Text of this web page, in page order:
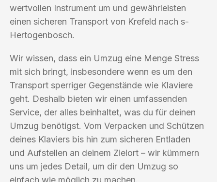
wertvollen Instrument um und gewährleisten
einen sicheren Transport von Krefeld nach s-
Hertogenbosch.
Wir wissen, dass ein Umzug eine Menge Stress
mit sich bringt, insbesondere wenn es um den
Transport sperriger Gegenstände wie Klaviere
geht. Deshalb bieten wir einen umfassenden
Service, der alles beinhaltet, was du für deinen
Umzug benötigst. Vom Verpacken und Schützen
deines Klaviers bis hin zum sicheren Entladen
und Aufstellen an deinem Zielort – wir kümmern
uns um jedes Detail, um dir den Umzug so
einfach wie möglich zu machen.